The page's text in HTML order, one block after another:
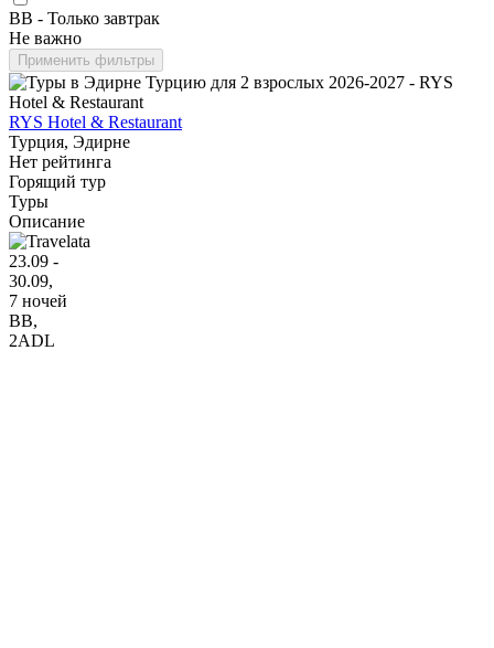
BB - Только завтрак
Не важно
Применить фильтры
RYS Hotel & Restaurant
Турция, Эдирне
Нет рейтинга
Горящий тур
Туры
Описание
23.09 -
30.09,
7 ночей
BB,
2ADL